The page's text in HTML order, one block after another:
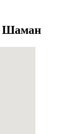
Шаман